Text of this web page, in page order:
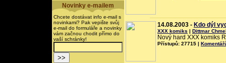
Novinky e-mailem
Chcete dostávat info e-mail s
novinkami? Pak vepište svůj
e-mail do formuláře a novinky
vám začnou chodit přímo do
vaší schránky!
14.08.2003 - Kdo dýl
XXX komiks | Dittmar
Nový hard XXX komiks
Přístupů: 27715 |